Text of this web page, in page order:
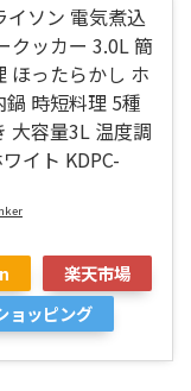
イソン 電気煮込
クッカー 3.0L 簡
ほったらかし ホ
鍋 時短料理 5種
大容量3L 温度調
イト KDPC-
楽天市場
ョッピング